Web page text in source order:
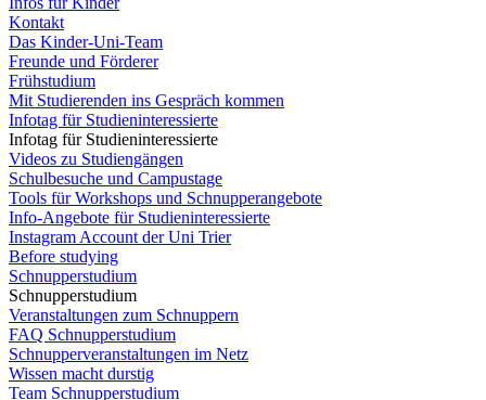
Kontakt
Das Kinder-Uni-Team
Freunde und Förderer
Frühstudium
Mit Studierenden ins Gespräch kommen
Infotag für Studieninteressierte
Infotag für Studieninteressierte
Videos zu Studiengängen
Schulbesuche und Campustage
Tools für Workshops und Schnupperangebote
Info-Angebote für Studieninteressierte
Instagram Account der Uni Trier
Before studying
Schnupperstudium
Schnupperstudium
Veranstaltungen zum Schnuppern
FAQ Schnupperstudium
Schnupperveranstaltungen im Netz
Wissen macht durstig
Team Schnupperstudium